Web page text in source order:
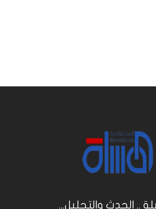
.. الحدث والتحليل...